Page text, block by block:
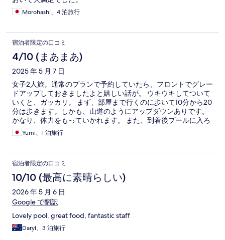
Morohashi、4 泊旅行
宿泊者限定の口コミ
4/10 (まあまあ)
2025 年 5 月 7 日
女子2人旅。通常のプランで予約していたら、フロントでグレー
ドアップしておきましたよと嬉しい話が。 ウキウキしてついて
いくと、ガッカリ。 まず、部屋まで行くのに歩いて10分から20
分は歩きます。しかも、山道のようにアップダウンありです。
かなり、体力をもっていかれます。 また、到着後プールに入ろ
うと思いましたが、奥まっているところにあることもあり、水
温が冷たくて入れず。 部屋の音も周りからの騒音で落ち着け
休めず、ほとんど寝れませんでした。 部屋の立地も悪いので、
景観がいいエントランス側のプールやレストランにもかなり行
きにくかったです。 スパも予約でいっぱいだったのもあり、た
だ足腰が疲れただけの宿でした。 もう行くことはないでしょ
う。
Yumi、1 泊旅行
宿泊者限定の口コミ
10/10 (最高に素晴らしい)
2026 年 5 月 6 日
Google で翻訳
Lovely pool, great food, fantastic staff
Daryl、3 泊旅行